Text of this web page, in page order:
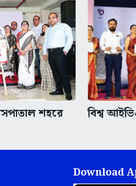
শহরে বিশ্ব
Download